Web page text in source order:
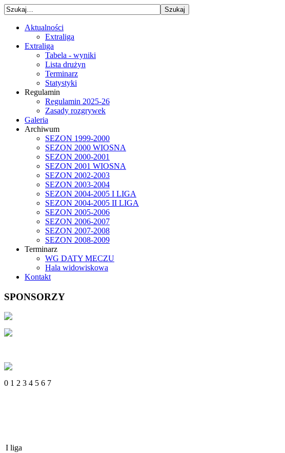
Aktualności
Extraliga
Extraliga
Tabela - wyniki
Lista drużyn
Terminarz
Statystyki
Regulamin
Regulamin 2025-26
Zasady rozgrywek
Galeria
Archiwum
SEZON 1999-2000
SEZON 2000 WIOSNA
SEZON 2000-2001
SEZON 2001 WIOSNA
SEZON 2002-2003
SEZON 2003-2004
SEZON 2004-2005 I LIGA
SEZON 2004-2005 II LIGA
SEZON 2005-2006
SEZON 2006-2007
SEZON 2007-2008
SEZON 2008-2009
Terminarz
WG DATY MECZU
Hala widowiskowa
Kontakt
SPONSORZY
0 1 2 3 4 5 6 7
I liga